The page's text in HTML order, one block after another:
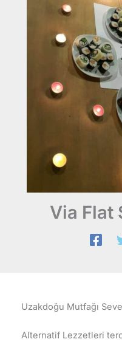
Via Flat
Uzakdoğu Mutfağı
Alternatif Lezzetleri